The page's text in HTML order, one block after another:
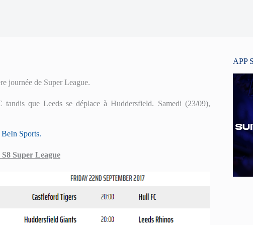
journée de Super League.
que Leeds se déplace à Huddersfield. Samedi (23/09),
BeIn Sports.
Super League
APP